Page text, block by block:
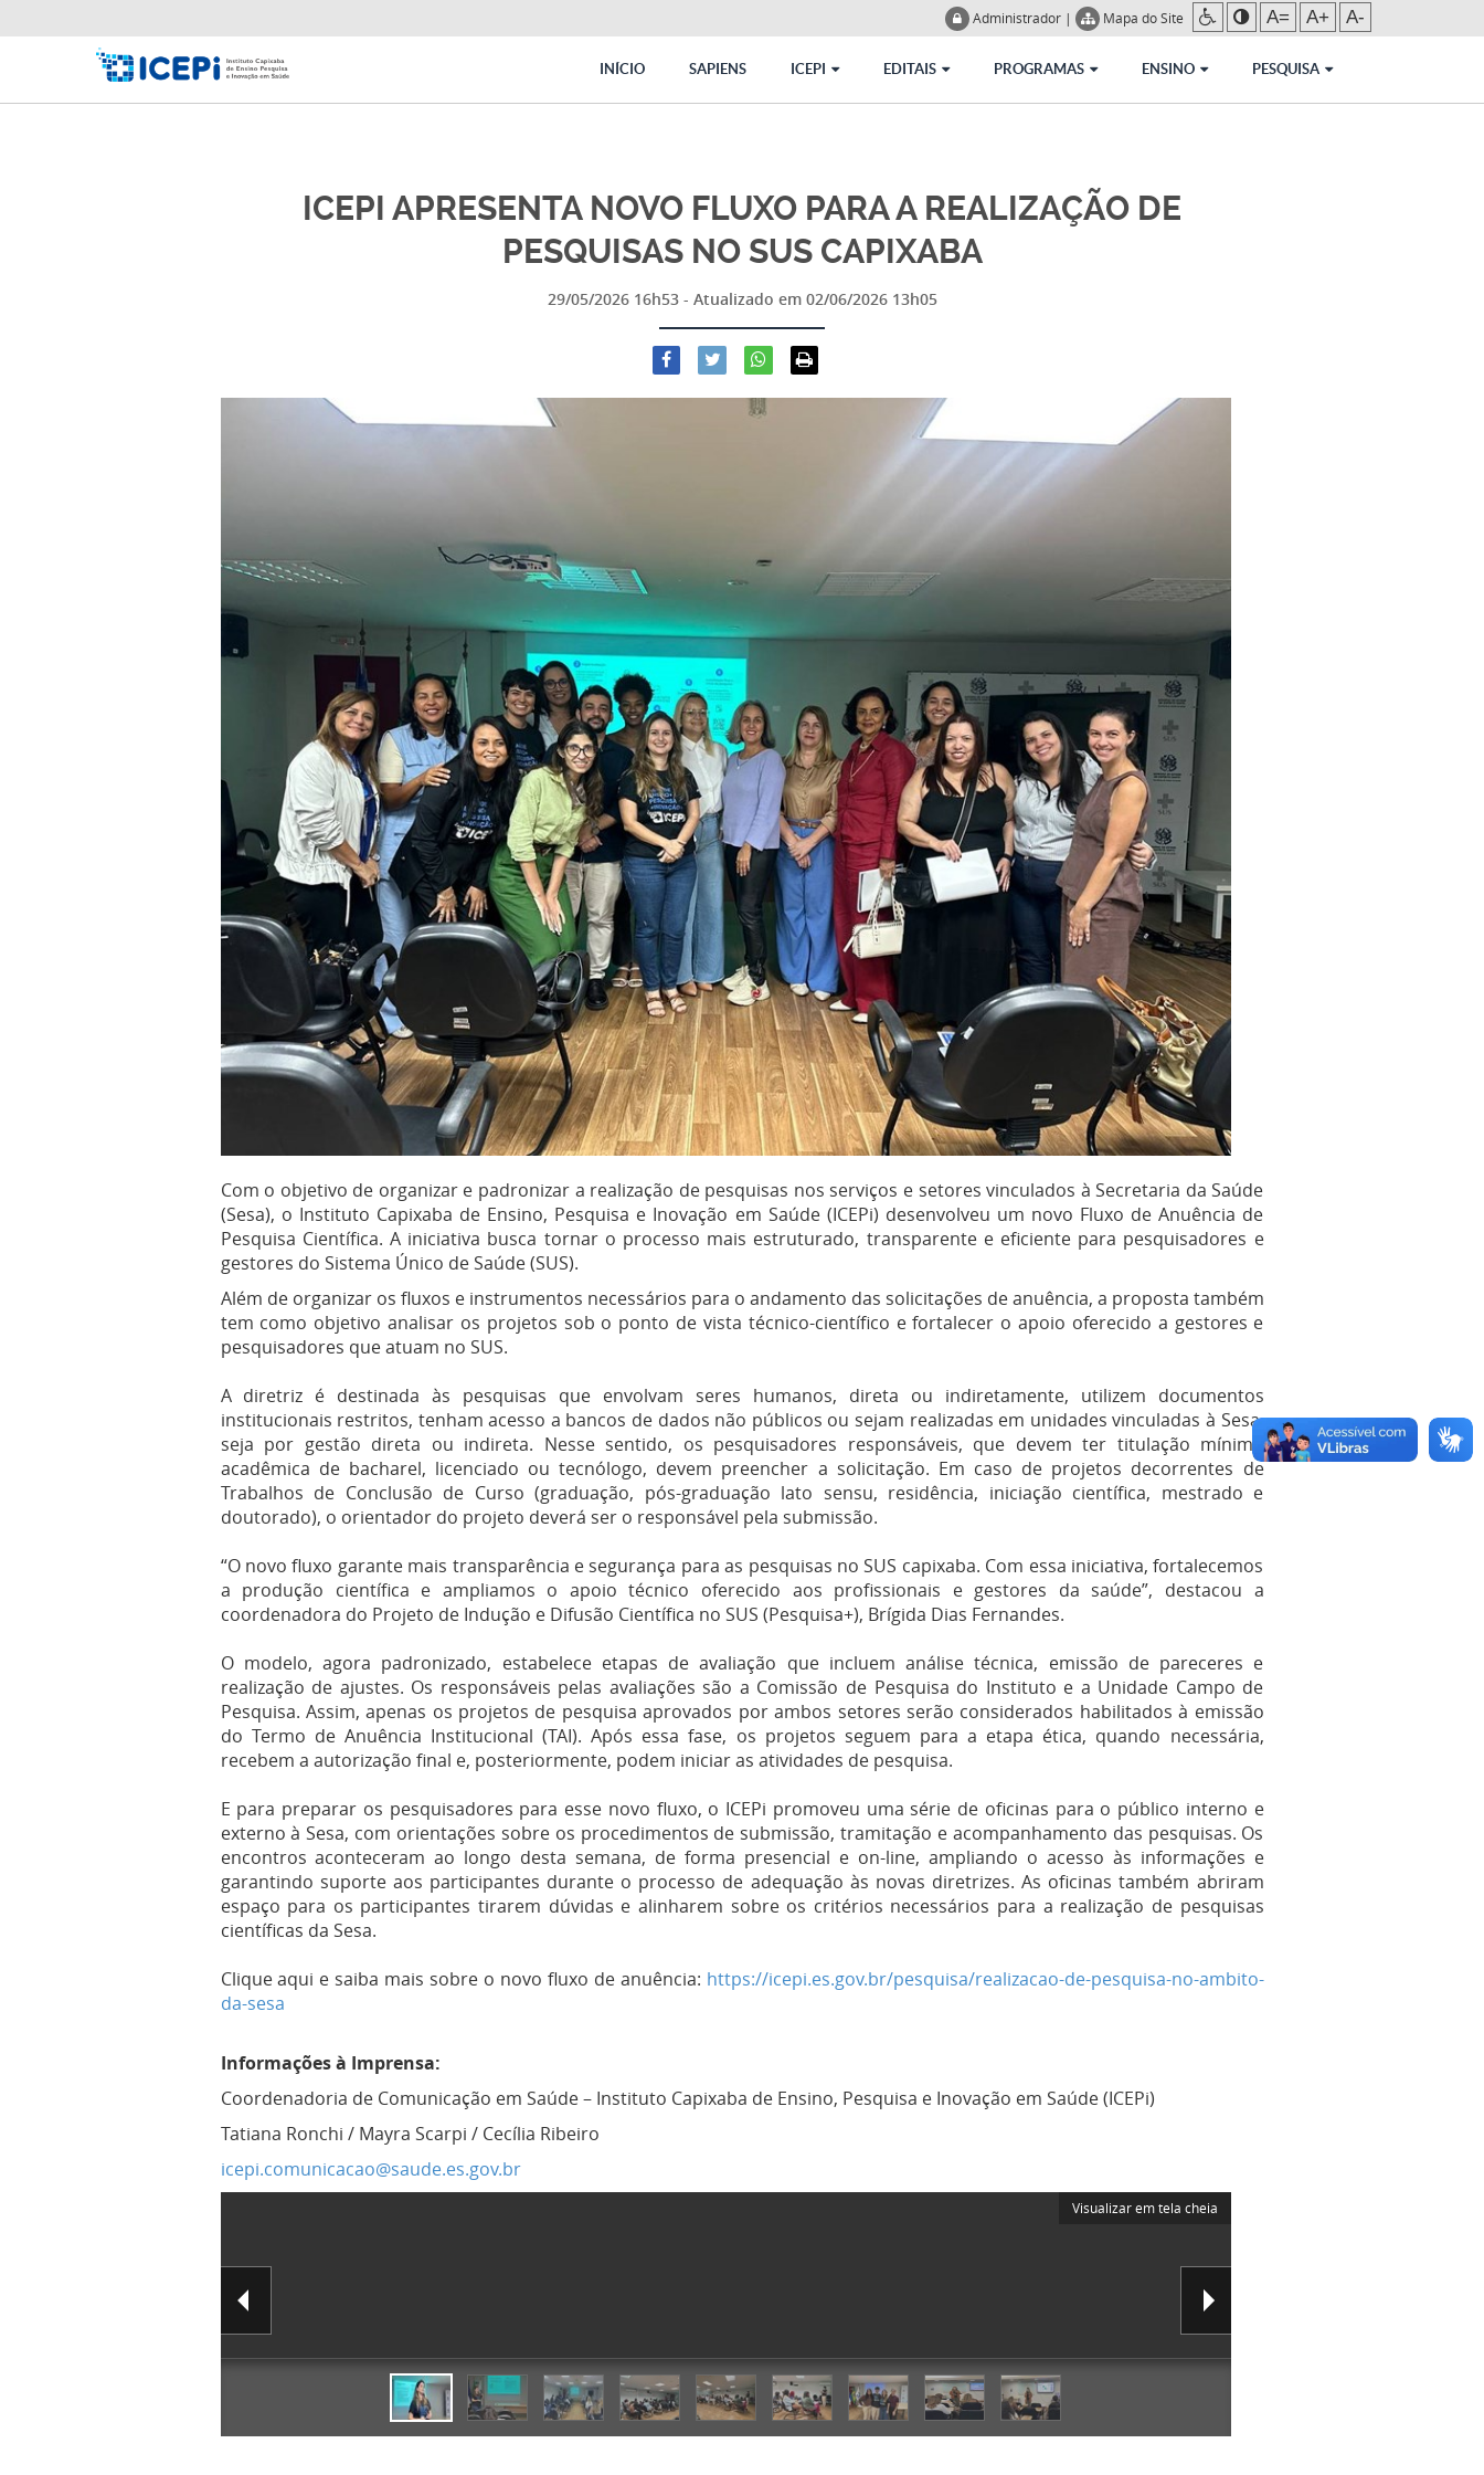
Administrador | Mapa do Site A= A+ A-
INÍCIO SAPIENS ICEPI EDITAIS PROGRAMAS ENSINO PESQUISA
ICEPI APRESENTA NOVO FLUXO PARA A REALIZAÇÃO DE
PESQUISAS NO SUS CAPIXABA
29/05/2026 16h53 - Atualizado em 02/06/2026 13h05
Com o objetivo de organizar e padronizar a realização de pesquisas nos serviços e setores vinculados à Secretaria da Saúde
(Sesa), o Instituto Capixaba de Ensino, Pesquisa e Inovação em Saúde (ICEPi) desenvolveu um novo Fluxo de Anuência de
Pesquisa Científica. A iniciativa busca tornar o processo mais estruturado, transparente e eficiente para pesquisadores e
gestores do Sistema Único de Saúde (SUS).
Além de organizar os fluxos e instrumentos necessários para o andamento das solicitações de anuência, a proposta também
tem como objetivo analisar os projetos sob o ponto de vista técnico-científico e fortalecer o apoio oferecido a gestores e
pesquisadores que atuam no SUS.
A diretriz é destinada às pesquisas que envolvam seres humanos, direta ou indiretamente, utilizem documentos
institucionais restritos, tenham acesso a bancos de dados não públicos ou sejam realizadas em unidades vinculadas à Sesa,
seja por gestão direta ou indireta. Nesse sentido, os pesquisadores responsáveis, que devem ter titulação mínima
acadêmica de bacharel, licenciado ou tecnólogo, devem preencher a solicitação. Em caso de projetos decorrentes de
Trabalhos de Conclusão de Curso (graduação, pós-graduação lato sensu, residência, iniciação científica, mestrado e
doutorado), o orientador do projeto deverá ser o responsável pela submissão.
“O novo fluxo garante mais transparência e segurança para as pesquisas no SUS capixaba. Com essa iniciativa, fortalecemos
a produção científica e ampliamos o apoio técnico oferecido aos profissionais e gestores da saúde”, destacou a
coordenadora do Projeto de Indução e Difusão Científica no SUS (Pesquisa+), Brígida Dias Fernandes.
O modelo, agora padronizado, estabelece etapas de avaliação que incluem análise técnica, emissão de pareceres e
realização de ajustes. Os responsáveis pelas avaliações são a Comissão de Pesquisa do Instituto e a Unidade Campo de
Pesquisa. Assim, apenas os projetos de pesquisa aprovados por ambos setores serão considerados habilitados à emissão
do Termo de Anuência Institucional (TAI). Após essa fase, os projetos seguem para a etapa ética, quando necessária,
recebem a autorização final e, posteriormente, podem iniciar as atividades de pesquisa.
E para preparar os pesquisadores para esse novo fluxo, o ICEPi promoveu uma série de oficinas para o público interno e
externo à Sesa, com orientações sobre os procedimentos de submissão, tramitação e acompanhamento das pesquisas. Os
encontros aconteceram ao longo desta semana, de forma presencial e on-line, ampliando o acesso às informações e
garantindo suporte aos participantes durante o processo de adequação às novas diretrizes. As oficinas também abriram
espaço para os participantes tirarem dúvidas e alinharem sobre os critérios necessários para a realização de pesquisas
científicas da Sesa.
Clique aqui e saiba mais sobre o novo fluxo de anuência: https://icepi.es.gov.br/pesquisa/realizacao-de-pesquisa-no-ambito-
da-sesa
Informações à Imprensa:
Coordenadoria de Comunicação em Saúde – Instituto Capixaba de Ensino, Pesquisa e Inovação em Saúde (ICEPi)
Tatiana Ronchi / Mayra Scarpi / Cecília Ribeiro
icepi.comunicacao@saude.es.gov.br
Visualizar em tela cheia